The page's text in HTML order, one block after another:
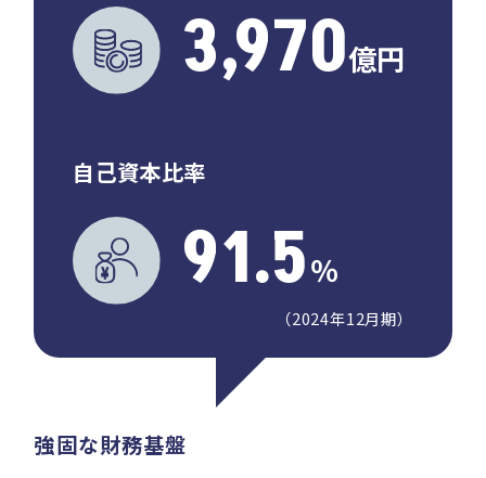
3,970億円
自己資本比率
91.5％
（2024年12月期）
強固な財務基盤